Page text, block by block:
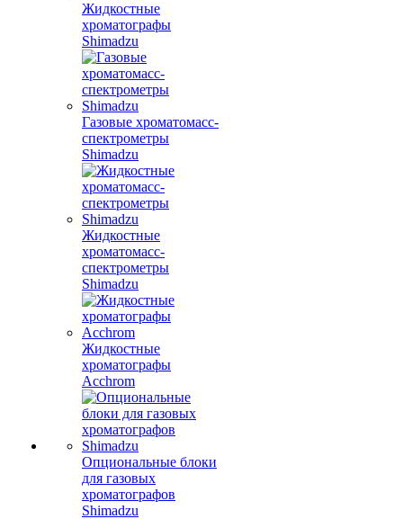
Жидкостные
хроматографы
Shimadzu
Газовые хроматомасс-
спектрометры
Shimadzu
Жидкостные
хроматомасс-
спектрометры
Shimadzu
Жидкостные
хроматографы
Acchrom
Опциональные блоки
для газовых
хроматографов
Shimadzu